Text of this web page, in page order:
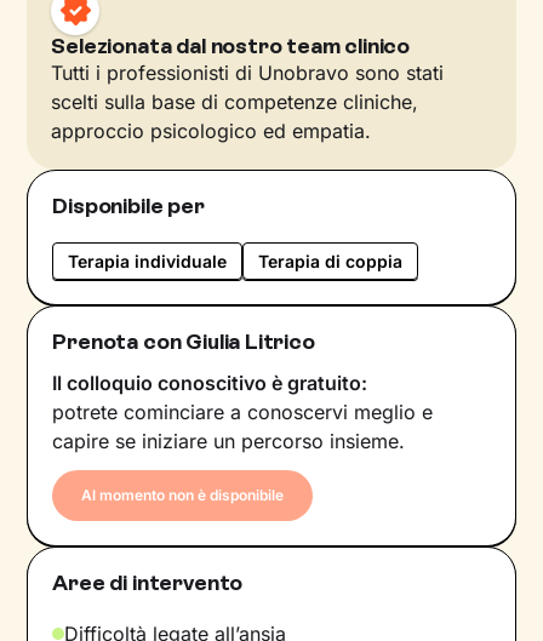
Selezionata dal nostro team clinico
Tutti i professionisti di Unobravo sono stati
scelti sulla base di competenze cliniche,
approccio psicologico ed empatia.
Disponibile per
Terapia individuale Terapia di coppia
Prenota con Giulia Litrico
Il colloquio conoscitivo è gratuito:
potrete cominciare a conoscervi meglio e
capire se iniziare un percorso insieme.
Al momento non è disponibile
Aree di intervento
Difficoltà legate all’ansia